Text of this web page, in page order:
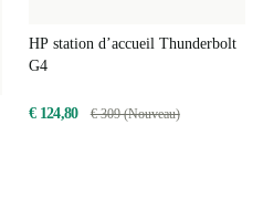
HP station d’accueil Thunderbolt
G4
€ 124,80 € 309 (Nouveau)